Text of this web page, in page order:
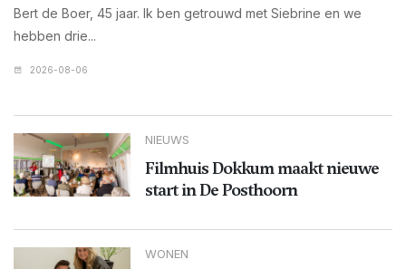
Bert de Boer, 45 jaar. Ik ben getrouwd met Siebrine en we
hebben drie...
2026-08-06
NIEUWS
Filmhuis Dokkum maakt nieuwe
start in De Posthoorn
WONEN